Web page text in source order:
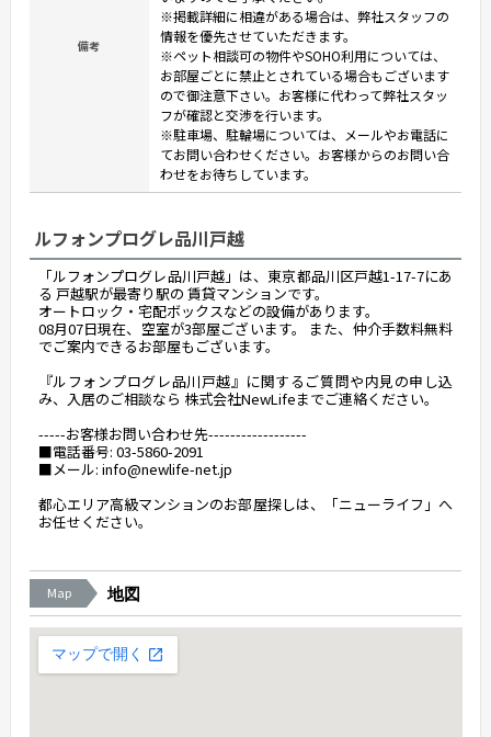
備考
※掲載詳細に相違がある場合は、弊社スタッフの
情報を優先させていただきます。
※ペット相談可の物件やSOHO利用については、
お部屋ごとに禁止とされている場合もございます
ので御注意下さい。お客様に代わって弊社スタッ
フが確認と交渉を行います。
※駐車場、駐輪場については、メールやお電話に
てお問い合わせください。お客様からのお問い合
わせをお待ちしています。
ルフォンプログレ品川戸越
「ルフォンプログレ品川戸越」は、東京都品川区戸越1-17-7にあ
る 戸越駅が最寄り駅の 賃貸マンションです。
オートロック・宅配ボックスなどの設備があります。
08月07日現在、空室が3部屋ございます。 また、仲介手数料無料
でご案内できるお部屋もございます。
『ルフォンプログレ品川戸越』に関するご質問や内見の申し込
み、入居のご相談なら 株式会社NewLifeまでご連絡ください。
-----お客様お問い合わせ先------------------
■電話番号: 03-5860-2091
■メール: info@newlife-net.jp
都心エリア高級マンションのお部屋探しは、「ニューライフ」へ
お任せください。
Map 地図